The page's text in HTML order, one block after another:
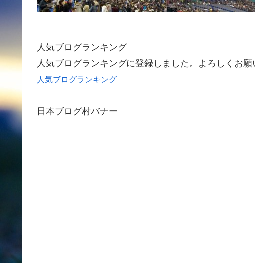
人気ブログランキング
人気ブログランキングに登録しました。よろしくお願
人気ブログランキング
日本ブログ村バナー